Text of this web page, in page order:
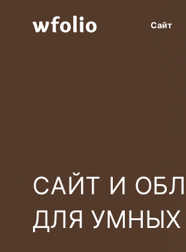
Сайт
САЙТ И
ДЛЯ УМНЫХ